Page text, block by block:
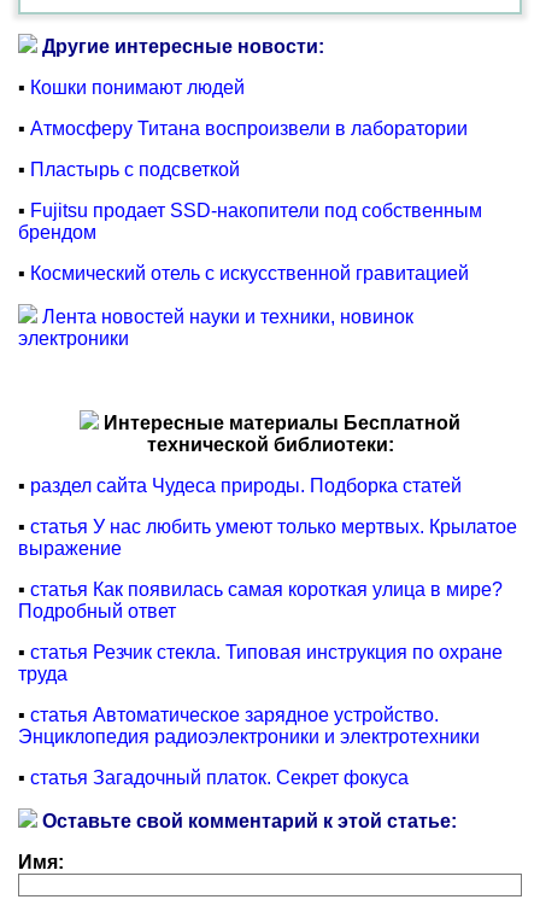
Другие интересные новости:
▪ Кошки понимают людей
▪ Атмосферу Титана воспроизвели в лаборатории
▪ Пластырь с подсветкой
▪ Fujitsu продает SSD-накопители под собственным
брендом
▪ Космический отель с искусственной гравитацией
Лента новостей науки и техники, новинок
электроники
Интересные материалы Бесплатной
технической библиотеки:
▪ раздел сайта Чудеса природы. Подборка статей
▪ статья У нас любить умеют только мертвых. Крылатое
выражение
▪ статья Как появилась самая короткая улица в мире?
Подробный ответ
▪ статья Резчик стекла. Типовая инструкция по охране
труда
▪ статья Автоматическое зарядное устройство.
Энциклопедия радиоэлектроники и электротехники
▪ статья Загадочный платок. Секрет фокуса
Оставьте свой комментарий к этой статье:
Имя: